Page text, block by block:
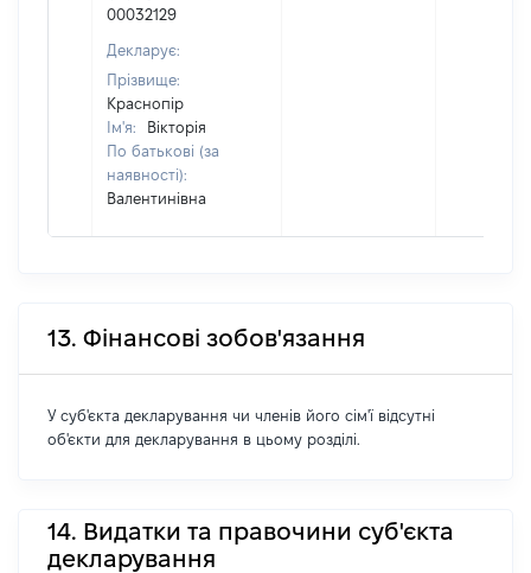
00032129
Декларує:
Прізвище:
Краснопір
Ім'я:
Вікторія
По батькові (за
наявності):
Валентинівна
13. Фінансові зобов'язання
У суб'єкта декларування чи членів його сім'ї відсутні
об'єкти для декларування в цьому розділі.
14. Видатки та правочини суб'єкта
декларування